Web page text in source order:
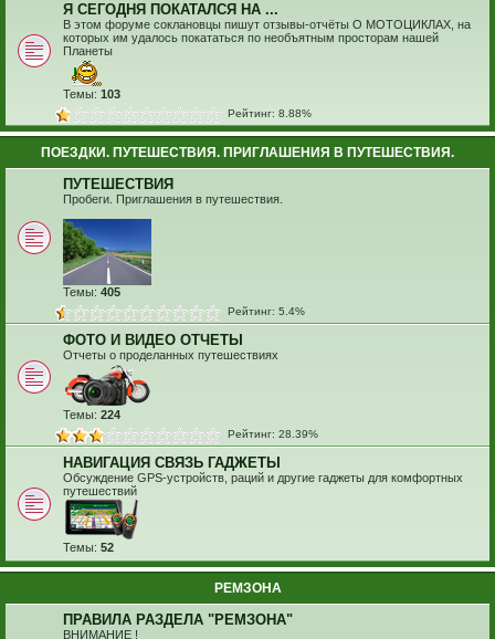
Я СЕГОДНЯ ПОКАТАЛСЯ НА ...
В этом форуме соклановцы пишут отзывы-отчёты О МОТОЦИКЛАХ, на
которых им удалось покататься по необъятным просторам нашей
Планеты
Темы: 103
Рейтинг: 8.88%
ПОЕЗДКИ. ПУТЕШЕСТВИЯ. ПРИГЛАШЕНИЯ В ПУТЕШЕСТВИЯ.
ПУТЕШЕСТВИЯ
Пробеги. Приглашения в путешествия.
Темы: 405
Рейтинг: 5.4%
ФОТО И ВИДЕО ОТЧЕТЫ
Отчеты о проделанных путешествиях
Темы: 224
Рейтинг: 28.39%
НАВИГАЦИЯ СВЯЗЬ ГАДЖЕТЫ
Обсуждение GPS-устройств, раций и другие гаджеты для комфортных
путешествий
Темы: 52
РЕМЗОНА
ПРАВИЛА РАЗДЕЛА "РЕМЗОНА"
ВНИМАНИЕ !